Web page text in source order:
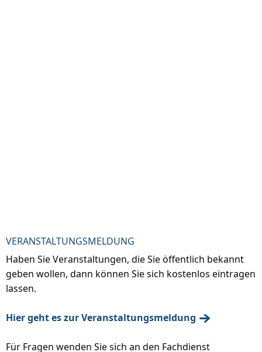
VERANSTALTUNGSMELDUNG
Haben Sie Veranstaltungen, die Sie öffentlich bekannt
geben wollen, dann können Sie sich kostenlos eintragen
lassen.
Hier geht es zur Veranstaltungsmeldung
Für Fragen wenden Sie sich an den Fachdienst